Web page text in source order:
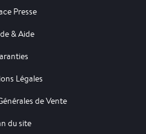
Presse
& Aide
Légales
de Vente
du site